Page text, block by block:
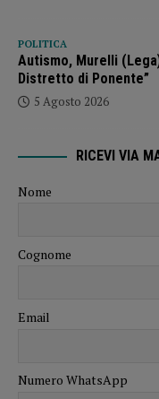
POLITICA
Autismo, Murelli
Distretto di Ponente”
5 Agosto 2026
RICEVI VIA
Nome
Cognome
Email
Numero WhatsApp